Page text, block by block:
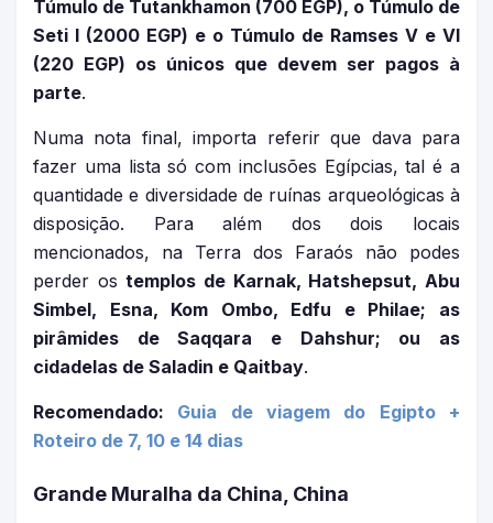
Túmulo de Tutankhamon (700 EGP), o Túmulo de
Seti I (2000 EGP) e o Túmulo de Ramses V e VI
(220 EGP) os únicos que devem ser pagos à
parte.
Numa nota final, importa referir que dava para
fazer uma lista só com inclusões Egípcias, tal é a
quantidade e diversidade de ruínas arqueológicas à
disposição. Para além dos dois locais
mencionados, na Terra dos Faraós não podes
perder ostemplos de Karnak, Hatshepsut, Abu
Simbel, Esna, Kom Ombo, Edfu e Philae; as
pirâmides de Saqqara e Dahshur; ou as
cidadelas de Saladin e Qaitbay.
Recomendado: Guia de viagem do Egipto +
Roteiro de 7, 10 e 14 dias
Grande Muralha da China, China